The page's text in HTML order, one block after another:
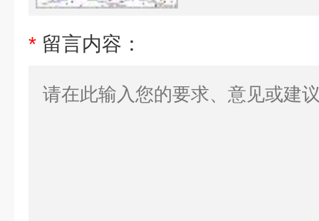
* 留言内容：